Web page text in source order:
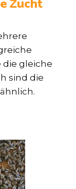
Zucht
die gleiche
sind die